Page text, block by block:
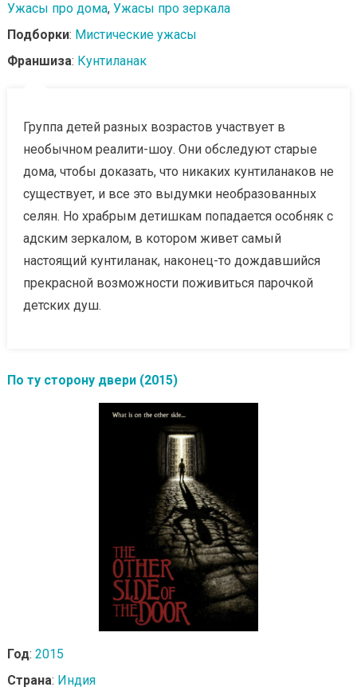
Ужасы про дома, Ужасы про зеркала
Подборки: Мистические ужасы
Франшиза: Кунтиланак
Группа детей разных возрастов участвует в
необычном реалити-шоу. Они обследуют старые
дома, чтобы доказать, что никаких кунтиланаков не
существует, и все это выдумки необразованных
селян. Но храбрым детишкам попадается особняк с
адским зеркалом, в котором живет самый
настоящий кунтиланак, наконец-то дождавшийся
прекрасной возможности поживиться парочкой
детских душ.
По ту сторону двери (2015)
Год: 2015
Страна: Индия